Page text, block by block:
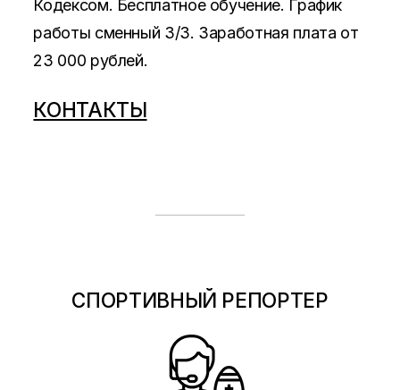
Кодексом. Бесплатное обучение. График
работы сменный 3/3. Заработная плата от
23 000 рублей.
КОНТАКТЫ
СПОРТИВНЫЙ РЕПОРТЕР